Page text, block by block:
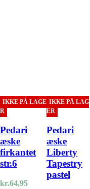
IKKE PÅ LAGE
R
Pedari
æske
firkantet
str.6
kr.64,95
IKKE PÅ LAG
ER
Pedari
æske
Liberty
Tapestry
pastel